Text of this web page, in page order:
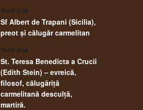
Toată ziua
Sf Albert de Trapani (Sicilia),
preot și călugăr carmelitan
Toată ziua
St. Teresa Benedicta a Crucii
(Edith Stein) – evreică,
filosof, călugăriţă
carmelitană desculţă,
martiră.